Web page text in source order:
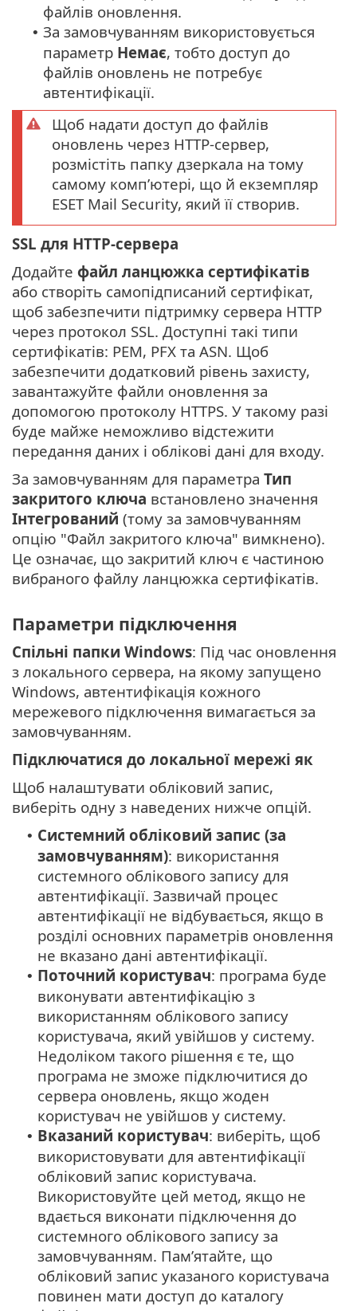
файлів оновлення.
• За замовчуванням використовується
параметр Немає, тобто доступ до
файлів оновлень не потребує
автентифікації.
Щоб надати доступ до файлів
оновлень через HTTP-сервер,
розмістіть папку дзеркала на тому
самому комп’ютері, що й екземпляр
ESET Mail Security, який її створив.
SSL для HTTP-сервера
Додайте файл ланцюжка сертифікатів
або створіть самопідписаний сертифікат,
щоб забезпечити підтримку сервера HTTP
через протокол SSL. Доступні такі типи
сертифікатів: PEM, PFX та ASN. Щоб
забезпечити додатковий рівень захисту,
завантажуйте файли оновлення за
допомогою протоколу HTTPS. У такому разі
буде майже неможливо відстежити
передання даних і облікові дані для входу.
За замовчуванням для параметра Тип
закритого ключа встановлено значення
Інтегрований (тому за замовчуванням
опцію "Файл закритого ключа" вимкнено).
Це означає, що закритий ключ є частиною
вибраного файлу ланцюжка сертифікатів.
Параметри підключення
Спільні папки Windows: Під час оновлення
з локального сервера, на якому запущено
Windows, автентифікація кожного
мережевого підключення вимагається за
замовчуванням.
Підключатися до локальної мережі як
Щоб налаштувати обліковий запис,
виберіть одну з наведених нижче опцій.
• Системний обліковий запис (за
замовчуванням): використання
системного облікового запису для
автентифікації. Зазвичай процес
автентифікації не відбувається, якщо в
розділі основних параметрів оновлення
не вказано дані автентифікації.
• Поточний користувач: програма буде
виконувати автентифікацію з
використанням облікового запису
користувача, який увійшов у систему.
Недоліком такого рішення є те, що
програма не зможе підключитися до
сервера оновлень, якщо жоден
користувач не увійшов у систему.
• Вказаний користувач: виберіть, щоб
використовувати для автентифікації
обліковий запис користувача.
Використовуйте цей метод, якщо не
вдається виконати підключення до
системного облікового запису за
замовчуванням. Пам’ятайте, що
обліковий запис указаного користувача
повинен мати доступ до каталогу